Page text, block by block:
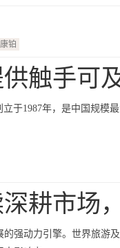
康铂
触手可
立于1987年，是中国规
耕市场
强动力引擎。世界旅游